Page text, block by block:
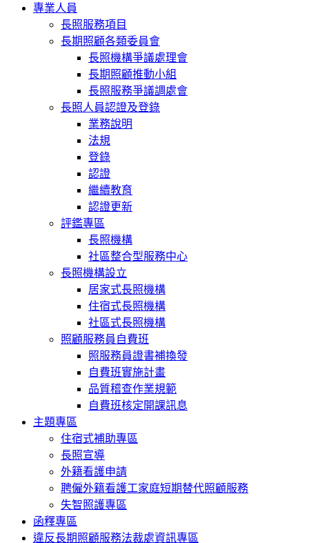
專業人員
長照服務項目
長期照顧各類委員會
長照機構爭議處理會
長期照顧推動小組
長照服務爭議調處會
長照人員認證及登錄
業務說明
法規
登錄
認證
繼續教育
認證更新
評鑑專區
長照機構
社區整合型服務中心
長照機構設立
居家式長照機構
住宿式長照機構
社區式長照機構
照顧服務員自費班
照服務員證書補換發
自費班實施計畫
品質稽查作業規範
自費班核定開課訊息
主題專區
住宿式補助專區
長照宣導
外籍看護申請
聘僱外籍看護工家庭短期替代照顧服務
失智照護專區
函釋專區
違反長期照顧服務法裁處資訊專區